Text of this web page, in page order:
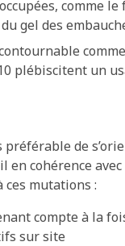
comme
gel des
plébiscitent un
préférable de
cohérence
ces mutations :
compte à la
sur site